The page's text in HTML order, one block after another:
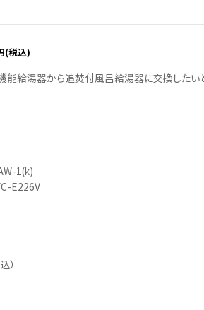
(税込)
給湯器から追焚付風呂給湯器に交換したい
1(k)
E226V